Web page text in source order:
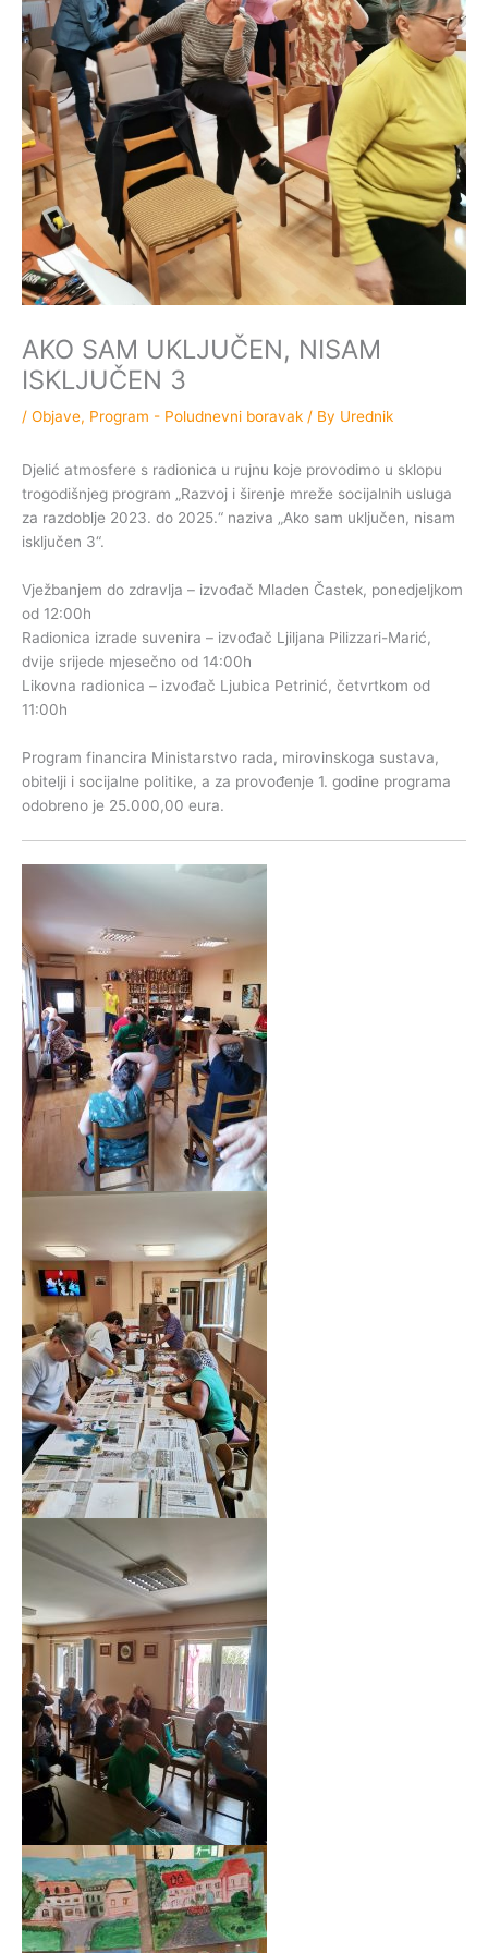
AKO SAM UKLJUČEN, NISAM
ISKLJUČEN 3
/ Objave, Program - Poludnevni boravak / By Urednik
Djelić atmosfere s radionica u rujnu koje provodimo u sklopu
trogodišnjeg program „Razvoj i širenje mreže socijalnih usluga
za razdoblje 2023. do 2025.“ naziva „Ako sam uključen, nisam
isključen 3“.
Vježbanjem do zdravlja – izvođač Mladen Častek, ponedjeljkom
od 12:00h
Radionica izrade suvenira – izvođač Ljiljana Pilizzari-Marić,
dvije srijede mjesečno od 14:00h
Likovna radionica – izvođač Ljubica Petrinić, četvrtkom od
11:00h
Program financira Ministarstvo rada, mirovinskoga sustava,
obitelji i socijalne politike, a za provođenje 1. godine programa
odobreno je 25.000,00 eura.